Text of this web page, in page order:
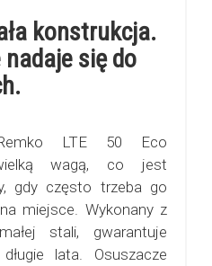
konstrukcja.
się do
LTE 50 Eco
wagą, co jest
gdy często trzeba go
miejsce. Wykonany z
stali, gwarantuje
lata. Osuszacze